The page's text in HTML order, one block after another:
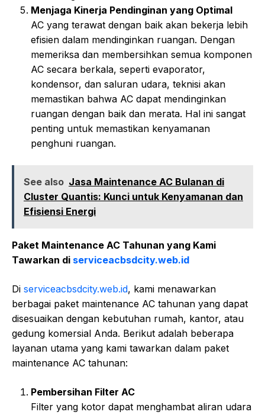
Menjaga Kinerja Pendinginan yang Optimal
AC yang terawat dengan baik akan bekerja lebih
efisien dalam mendinginkan ruangan. Dengan
memeriksa dan membersihkan semua komponen
AC secara berkala, seperti evaporator,
kondensor, dan saluran udara, teknisi akan
memastikan bahwa AC dapat mendinginkan
ruangan dengan baik dan merata. Hal ini sangat
penting untuk memastikan kenyamanan
penghuni ruangan.
See also Jasa Maintenance AC Bulanan di
Cluster Quantis: Kunci untuk Kenyamanan dan
Efisiensi Energi
Paket Maintenance AC Tahunan yang Kami
Tawarkan di serviceacbsdcity.web.id
Di serviceacbsdcity.web.id, kami menawarkan
berbagai paket maintenance AC tahunan yang dapat
disesuaikan dengan kebutuhan rumah, kantor, atau
gedung komersial Anda. Berikut adalah beberapa
layanan utama yang kami tawarkan dalam paket
maintenance AC tahunan:
Pembersihan Filter AC
Filter yang kotor dapat menghambat aliran udara